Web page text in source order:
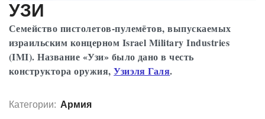
УЗИ
Семейство пистолетов-пулемётов, выпускаемых
израильским концерном Israel Military Industries
(IMI). Название «Узи» было дано в честь
конструктора оружия,Узиэля Галя.
Категории: Армия